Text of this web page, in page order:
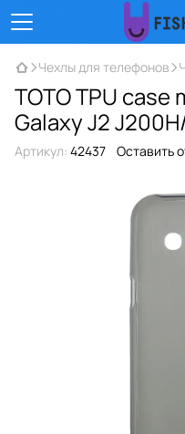
Чехлы для телефонов
TOTO TPU case
Galaxy J2
Артикул: 42437 Оставить